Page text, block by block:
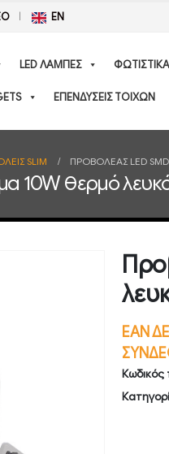
EN
LED ΛΑΜΠΕΣ ΦΩΤΙΣΤΙΚΑ
ΕΠΕΝΔΥΣΕΙΣ ΤΟΙΧΩΝ
SLIM ΠΡΟΒΟΛΈΑΣ LED
10W θερμό
ΕΑΝ
Κωδικός